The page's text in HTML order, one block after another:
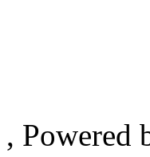
, Powered